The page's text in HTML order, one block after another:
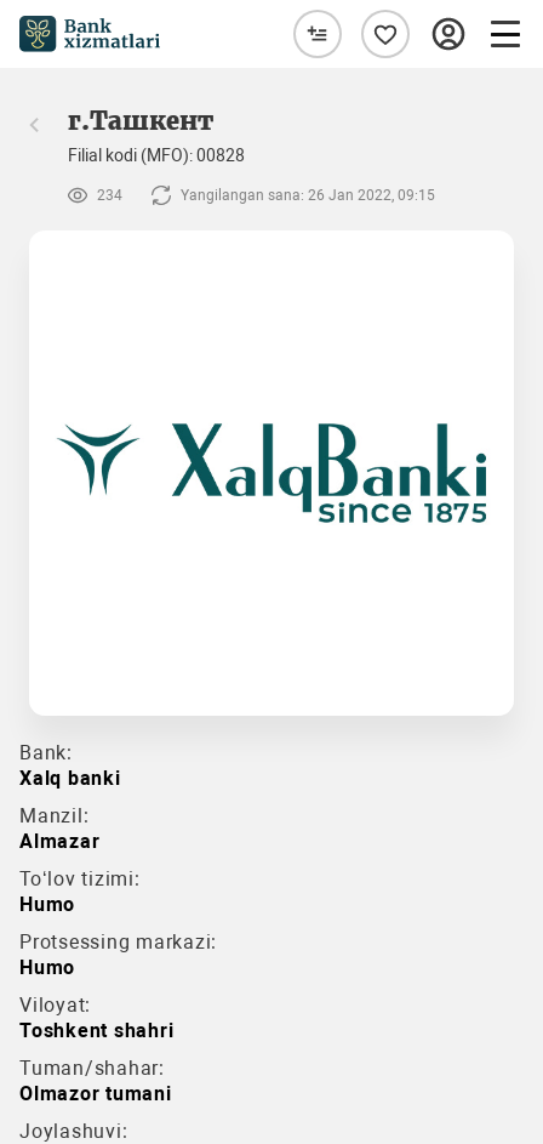
г.Ташкент
Filial kodi (MFO): 00828
234 Yangilangan sana: 26 Jan 2022, 09:15
Bank:
Xalq banki
Manzil:
Almazar
To‘lov tizimi:
Humo
Protsessing markazi:
Humo
Viloyat:
Toshkent shahri
Tuman/shahar:
Olmazor tumani
Joylashuvi: